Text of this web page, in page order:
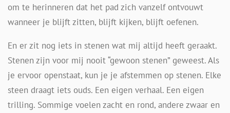
om te herinneren dat het pad zich vanzelf ontvouwt
wanneer je blijft zitten, blijft kijken, blijft oefenen.
En er zit nog iets in stenen wat mij altijd heeft geraakt.
Stenen zijn voor mij nooit “gewoon stenen” geweest. Als
je ervoor openstaat, kun je je afstemmen op stenen. Elke
steen draagt iets ouds. Een eigen verhaal. Een eigen
trilling. Sommige voelen zacht en rond, andere zwaar en